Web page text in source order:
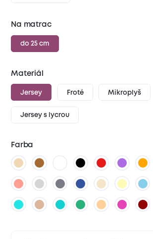
Na matrac
do 25 cm
Materiál
Jersey Froté Mikroplyš
Jersey s lycrou
Farba